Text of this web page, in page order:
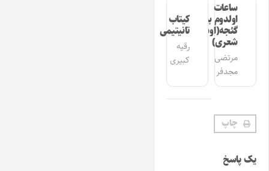
ساعات
اولدوم بیر
گئجه(اوشاق
شعری)
مرتضی
مجدفر
کیتاب
تانیتیمی
رقیه
کبیری
چاپ
یک پاسخ